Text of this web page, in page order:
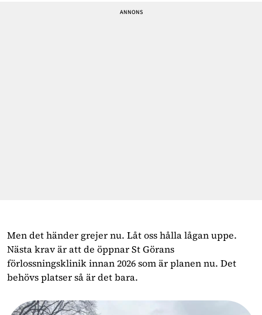
Men det händer grejer nu. Låt oss hålla lågan uppe.
Nästa krav är att de öppnar St Görans
förlossningsklinik innan 2026 som är planen nu. Det
behövs platser så är det bara.